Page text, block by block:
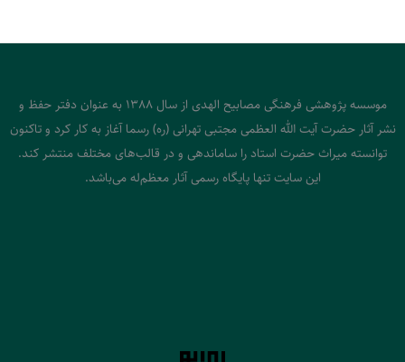
موسسه پژوهشی فرهنگی مصابیح الهدی از سال 1388 به عنوان دفتر حفظ و
نشر آثار حضرت آیت الله العظمی مجتبی تهرانی (ره) رسما آغاز به کار کرد و تاکنون
توانسته میراث حضرت استاد را ساماندهی و در قالب‌های مختلف منتشر کند.
این سایت تنها پایگاه رسمی آثار معظم‌له می‌باشد.